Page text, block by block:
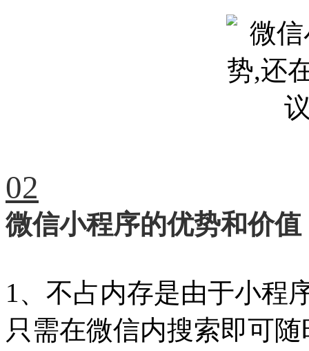
02
微信小程序的优势和价值
1、不占内存是由于小程
只需在微信内搜索即可